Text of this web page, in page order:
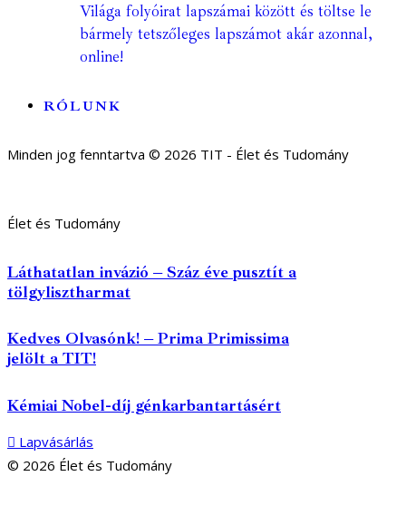
Világa folyóirat lapszámai között és töltse le
bármely tetszőleges lapszámot akár azonnal,
online!
RÓLUNK
Minden jog fenntartva © 2026 TIT - Élet és Tudomány
Élet és Tudomány
Láthatatlan invázió – Száz éve pusztít a
tölgylisztharmat
Kedves Olvasónk! – Prima Primissima
jelölt a TIT!
Kémiai Nobel-díj génkarbantartásért
Lapvásárlás
© 2026 Élet és Tudomány